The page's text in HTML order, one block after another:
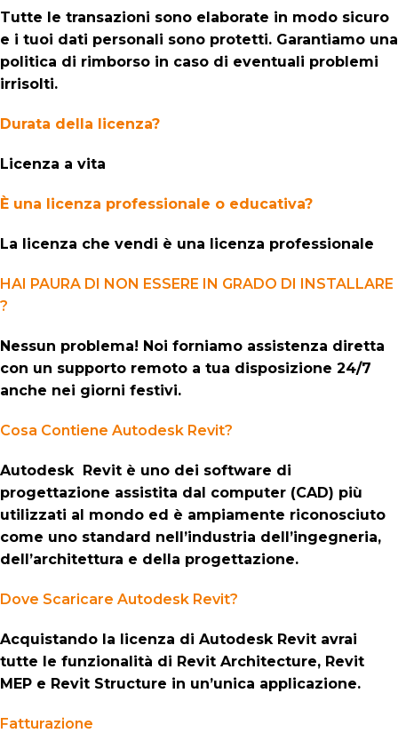
Tutte le transazioni sono elaborate in modo sicuro
e i tuoi dati personali sono protetti. Garantiamo una
politica di rimborso in caso di eventuali problemi
irrisolti.
Durata della licenza?
Licenza a vita
È una licenza professionale o educativa?
La licenza che vendi è una licenza professionale
HAI PAURA DI NON ESSERE IN GRADO DI INSTALLARE
?
Nessun problema! Noi forniamo assistenza diretta
con un supporto remoto a tua disposizione 24/7
anche nei giorni festivi.
Cosa Contiene Autodesk Revit?
Autodesk Revit è uno dei software di
progettazione assistita dal computer (CAD) più
utilizzati al mondo ed è ampiamente riconosciuto
come uno standard nell’industria dell’ingegneria,
dell’architettura e della progettazione.
Dove Scaricare Autodesk Revit?
Acquistando la licenza di Autodesk Revit avrai
tutte le funzionalità di Revit Architecture, Revit
MEP e Revit Structure in un’unica applicazione.
Fatturazione